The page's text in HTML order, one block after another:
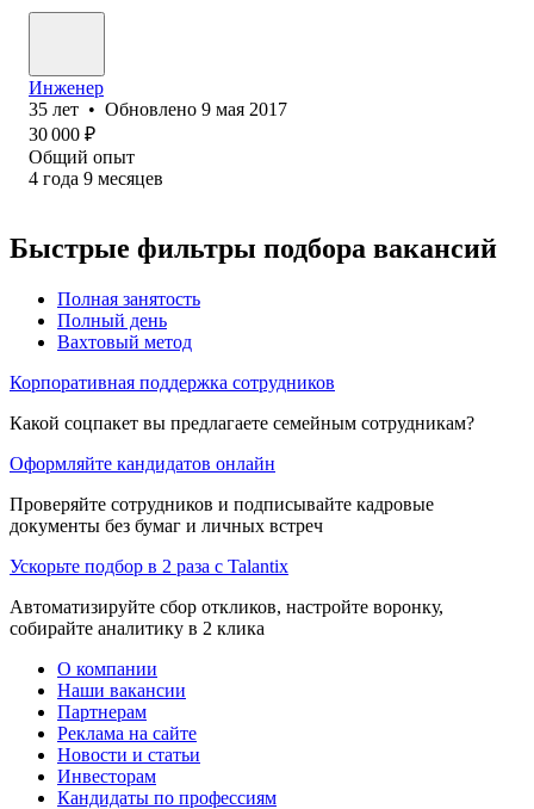
Инженер
35 лет • Обновлено 9 мая 2017
30 000 ₽
Общий опыт
4 года 9 месяцев
Быстрые фильтры подбора вакансий
Полная занятость
Полный день
Вахтовый метод
Корпоративная поддержка сотрудников
Какой соцпакет вы предлагаете семейным сотрудникам?
Оформляйте кандидатов онлайн
Проверяйте сотрудников и подписывайте кадровые
документы без бумаг и личных встреч
Ускорьте подбор в 2 раза с Talantix
Автоматизируйте сбор откликов, настройте воронку,
собирайте аналитику в 2 клика
О компании
Наши вакансии
Партнерам
Реклама на сайте
Новости и статьи
Инвесторам
Кандидаты по профессиям